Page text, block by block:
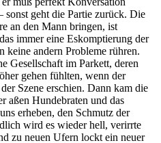
geht die Partie zurück. Die
an den Mann bringen, ist
immer eine Eskomptierung der
keine andern Probleme rühren.
Gesellschaft im Parkett, deren
gehen fühlten, wenn der
Szene erschien. Dann kam die
aßen Hundebraten und das
erheben, den Schmutz der
wird es wieder hell, verirrte
zu neuen Ufern lockt ein neuer